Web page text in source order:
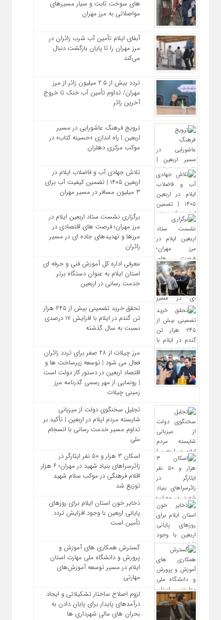
های سوخت ثابت و سیار مسیرهای
مواصلاتی به مرز مهران
آبفای ایلام تأمین آب شرب زائران در
مرز مهران را تا پایان بازگشت دنبال
می‌کند
تردد بیش از ۲.۵ میلیون زائر از مرز
مهران/ تداوم تأمین آب خنک تا خروج
آخرین زائر
ترویج فرهنگ عاشورایی در مسیر
اربعین | راه‌ اندازی «حسینه کتاب» در
موکب مرکزی دهلران
تلاش جهادی آب و فاضلاب ایلام در
اربعین ۱۴۰۵ | تضمین کیفیت آب برای
۳ میلیون مسافر در مسیر مهران
برگزاری نشست ستاد اربعین ایلام در
مرز مهران؛ فرصت‌ های اقتصادی در
مرزها و تهدیدهای جاده‌ ای در مسیر
زائران
معرفی اداره کل آموزش فنی و حرفه‌ ای
استان ایلام به‌ عنوان دستگاه برتر
خدمت‌ رسانی در اربعین
تحقق خرید تضمینی بیش از ۲۴۵ هزار
تن گندم در ایلام با افزایش ۱۷ درصدی
نسبت به سال گذشته
مرز چیلات از ۲۸ صفر برای تردد زائران
فعال می‌ شود | توسعه زیرساخت‌ ها و
اقتصاد اربعین در دستور کار دولت است
| رونمایی از مهر رسمی گذرنامه مرز
زمینی چیلات
تجلیل سخنگوی دولت از میزبانی
شایسته مردم ایلام در اربعین | تأکید بر
تداوم مسیر خدمت‌ رسانی با انسجام
ملی
اسکان ۳ هزار و ۵۰ نفر ایثارگر در
زائرسراهای بنیاد شهید در مهران؛ ۶ هزار
اقلام فرهنگی در موکب سلام شهید
توزیع شد
ذخایر خون استان ایلام برای روزهای
پایانی اربعین با وجود افزایش تردد
تأمین است
گسترش همکاری‌ های آموزش و
پرورش و دانشگاه ملی مهارت استان
ایلام در مسیر توسعه آموزش‌های
مهارتی
لزوم اصلاح ساختار تشکیلاتی و ایجاد
درآمدهای پایدار برای پایان دادن به
بحران‌ های مالی شهرداری‌ ها